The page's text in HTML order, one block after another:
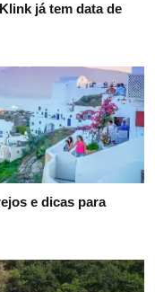
já tem data de
e dicas para